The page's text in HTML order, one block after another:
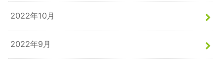
2022年10月
2022年9月